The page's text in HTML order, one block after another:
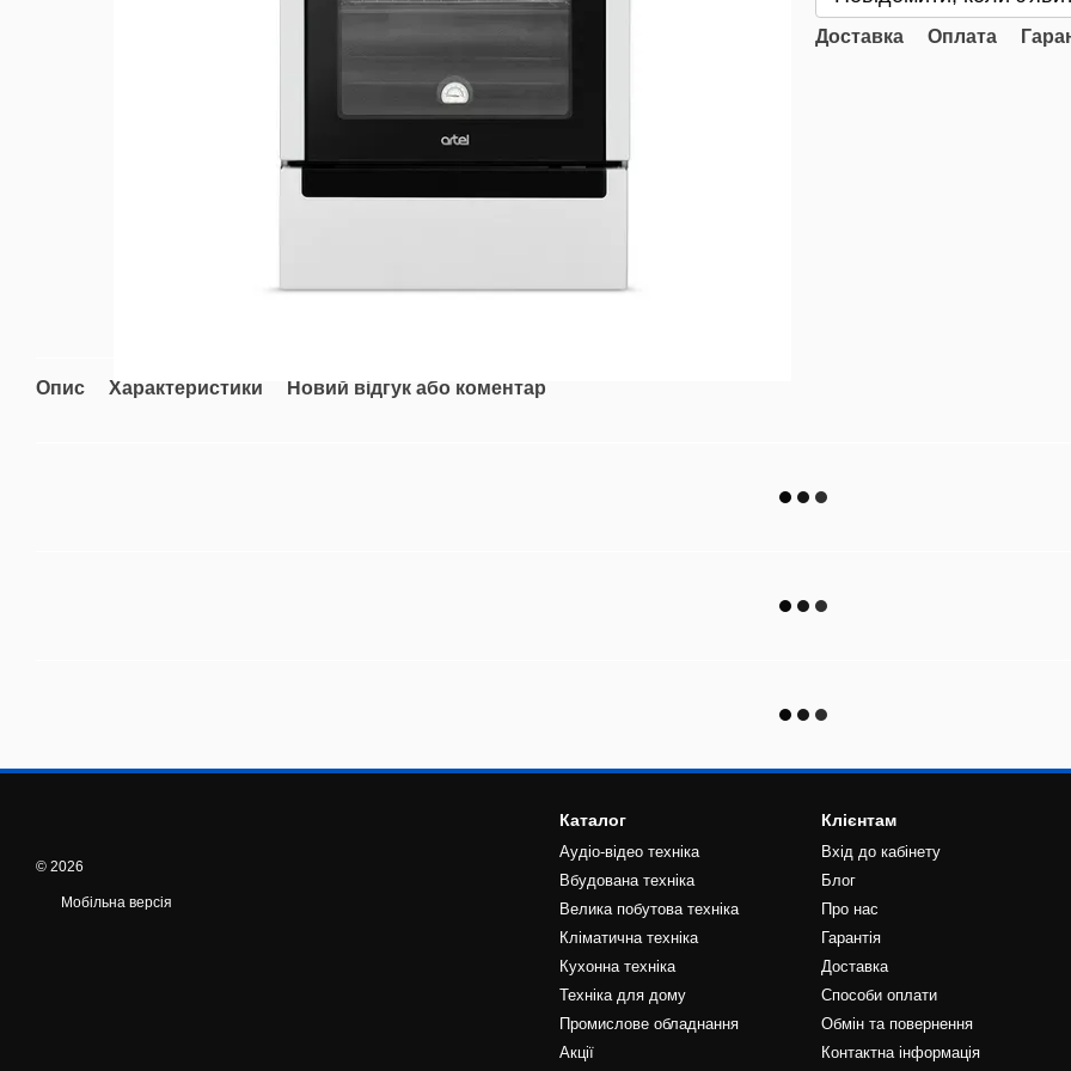
Опис Характеристики Новий відгук або коментар
Доставка Оплата
© 2026
Мобільна версія
Каталог
Аудіо-відео техніка
Вбудована техніка
Велика побутова техніка
Кліматична техніка
Кухонна техніка
Техніка для дому
Промислове обладнання
Акції
Клієнтам
Вхід до кабінету
Блог
Про нас
Гарантія
Доставка
Способи оплати
Обмін та повернення
Контактна інформація